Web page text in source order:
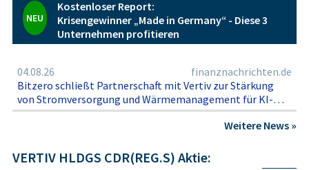
NEU
Kostenloser Report:
Krisengewinner „Made in Germany“ - Diese 3
Unternehmen profitieren
04.08.26
finanznachrichten.de
Bitzero schließt Partnerschaft mit Vertiv zur Stärkung
von Stromversorgung und Wärmemanagement für KI-
Rechenzentren
Weitere News »
VERTIV HLDGS CDR(REG.S) Aktie: